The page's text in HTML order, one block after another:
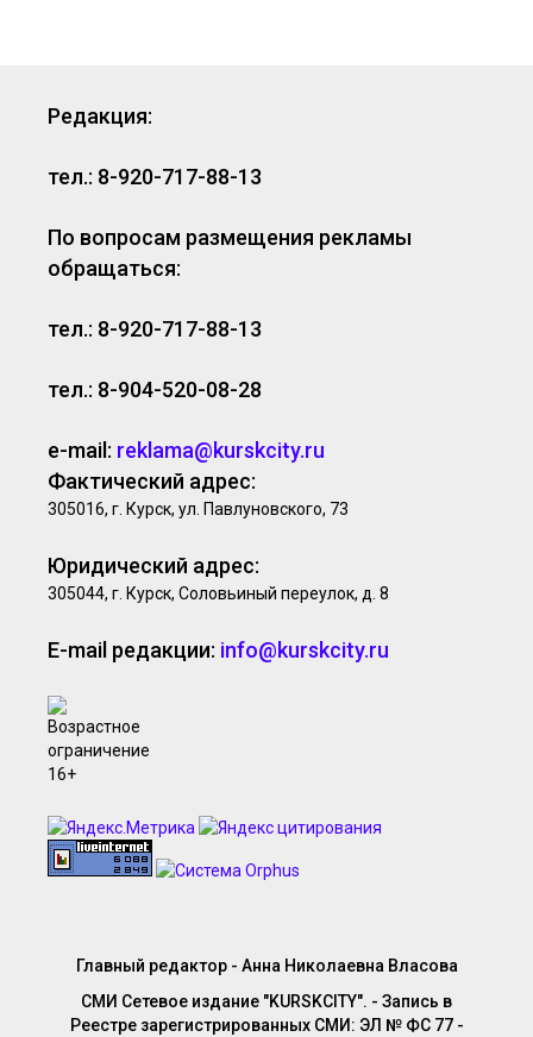
Редакция:
тел.: 8-920-717-88-13
По вопросам размещения рекламы
обращаться:
тел.: 8-920-717-88-13
тел.: 8-904-520-08-28
e-mail: reklama@kurskcity.ru
Фактический адрес:
305016, г. Курск, ул. Павлуновского, 73
Юридический адрес:
305044, г. Курск, Соловьиный переулок, д. 8
E-mail редакции: info@kurskcity.ru
Главный редактор - Анна Николаевна Власова
СМИ Сетевое издание "KURSKCITY". - Запись в
Реестре зарегистрированных СМИ: ЭЛ № ФС 77 -